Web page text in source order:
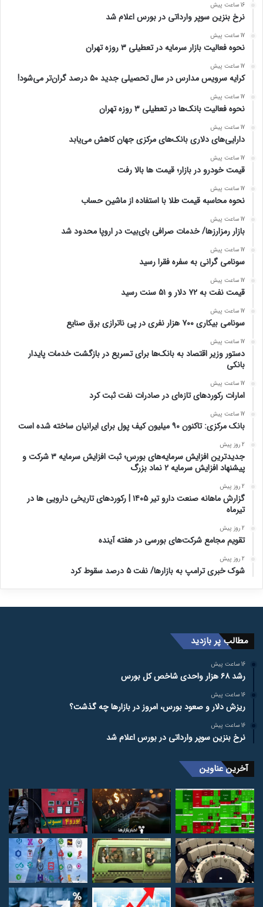
16 ساعت پیش
نرخ بنزین سوپر وارداتی در بورس اعلام شد
17 ساعت پیش
نحوه فعالیت بازار سرمایه در تعطیلی ۳ روزه تهران
17 ساعت پیش
کرایه سرویس مدارس در سال تحصیلی جدید ۵۰ درصد گران‌تر می‌شود!
17 ساعت پیش
نحوه فعالیت بانک‌ها در تعطیلی ۳ روزه تهران
17 ساعت پیش
دارایی‌های دلاری بانک‌های مرکزی جهان کاهش می‌یابد
17 ساعت پیش
قیمت خودرو در بازار؛ قیمت ها بالا رفت
17 ساعت پیش
نحوه محاسبه قیمت طلا با استفاده از ماشین حساب
17 ساعت پیش
بازار رمزارزها/ خدمات صرافی بای‌بیت در اروپا محدود شد
17 ساعت پیش
سونامی گرانی به سفره فقرا رسید
17 ساعت پیش
قیمت نفت به ۷۲ دلار و ۵۱ سنت رسید
17 ساعت پیش
سونامی بیکاری ۷۰۰ هزار نفری در پی ناترازی برق صنایع
17 ساعت پیش
دستور وزیر اقتصاد به بانک‌ها برای تسریع در بازگشت خدمات پایدار
بانکی
17 ساعت پیش
امارات رکورد‌های تازه‌ای در صادرات نفت ثبت کرد
17 ساعت پیش
بانک مرکزی: تاکنون ۹۰ میلیون کیف پول برای ایرانیان ساخته شده است
2 روز پیش
جدیدترین افزایش سرمایه‌های بورس؛ ثبت افزایش سرمایه ۳ شرکت و
پیشنهاد افزایش سرمایه ۲ نماد بزرگ
2 روز پیش
گزارش ماهانه صنعت دارو تیر ۱۴۰۵ | رکوردهای تاریخی دارویی ها در
تیرماه
2 روز پیش
تقویم مجامع شرکت‌های بورسی در هفته آینده
2 روز پیش
شوک خبری ترامپ به بازارها/ نفت ۵ درصد سقوط کرد
مطالب پر بازدید
16 ساعت پیش
رشد ۶۸ هزار واحدی شاخص کل بورس
16 ساعت پیش
ریزش دلار و صعود بورس، امروز در بازارها چه گذشت؟
16 ساعت پیش
نرخ بنزین سوپر وارداتی در بورس اعلام شد
آخرین عناوین